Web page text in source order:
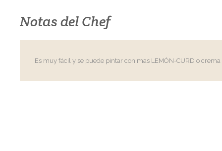
Notas del Chef
Es muy fácil y se puede pintar con mas LEMÓN-CURD o